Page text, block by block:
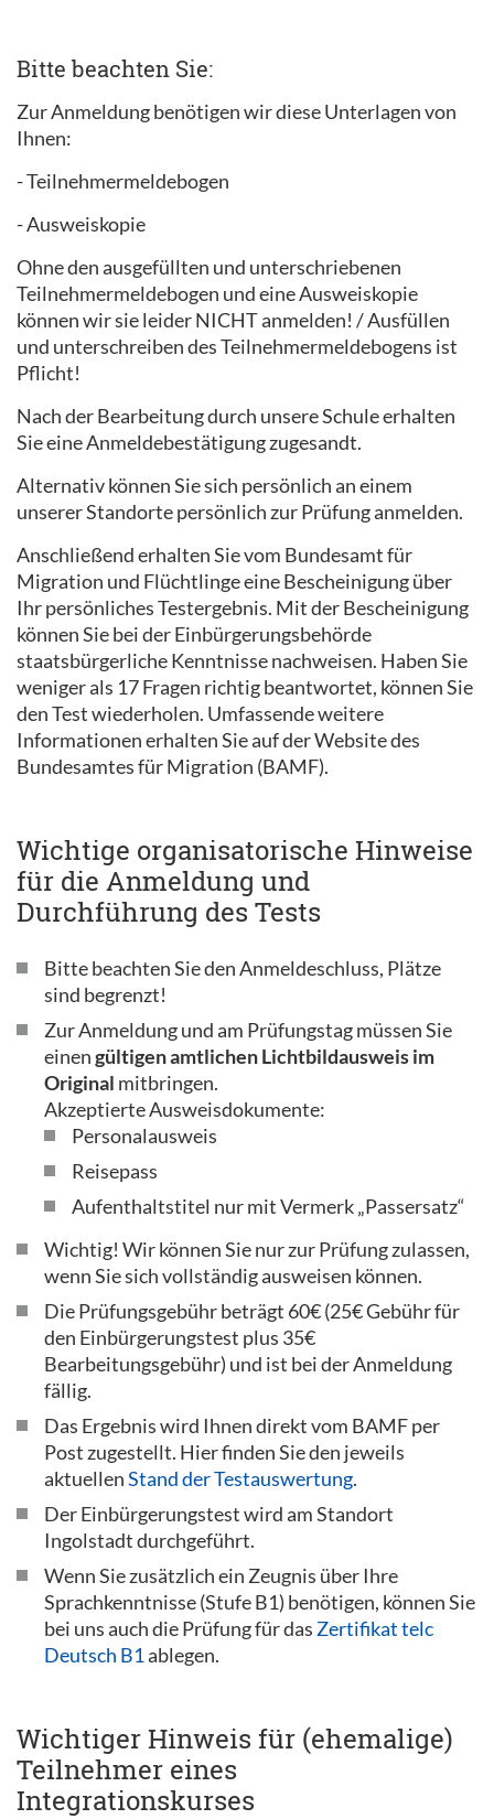
Bitte beachten Sie:
Zur Anmeldung benötigen wir diese Unterlagen von
Ihnen:
- Teilnehmermeldebogen
- Ausweiskopie
Ohne den ausgefüllten und unterschriebenen
Teilnehmermeldebogen und eine Ausweiskopie
können wir sie leider NICHT anmelden! / Ausfüllen
und unterschreiben des Teilnehmermeldebogens ist
Pflicht!
Nach der Bearbeitung durch unsere Schule erhalten
Sie eine Anmeldebestätigung zugesandt.
Alternativ können Sie sich persönlich an einem
unserer Standorte persönlich zur Prüfung anmelden.
Anschließend erhalten Sie vom Bundesamt für
Migration und Flüchtlinge eine Bescheinigung über
Ihr persönliches Testergebnis. Mit der Bescheinigung
können Sie bei der Einbürgerungsbehörde
staatsbürgerliche Kenntnisse nachweisen. Haben Sie
weniger als 17 Fragen richtig beantwortet, können Sie
den Test wiederholen. Umfassende weitere
Informationen erhalten Sie auf der Website des
Bundesamtes für Migration (BAMF).
Wichtige organisatorische Hinweise
für die Anmeldung und
Durchführung des Tests
Bitte beachten Sie den Anmeldeschluss, Plätze
sind begrenzt!
Zur Anmeldung und am Prüfungstag müssen Sie
einengültigen amtlichen Lichtbildausweis im
Original mitbringen.
Akzeptierte Ausweisdokumente:
Personalausweis
Reisepass
Aufenthaltstitel nur mit Vermerk „Passersatz“
Wichtig! Wir können Sie nur zur Prüfung zulassen,
wenn Sie sich vollständig ausweisen können.
Die Prüfungsgebühr beträgt 60€ (25€ Gebühr für
den Einbürgerungstest plus 35€
Bearbeitungsgebühr) und ist bei der Anmeldung
fällig.
Das Ergebnis wird Ihnen direkt vom BAMF per
Post zugestellt. Hier finden Sie den jeweils
aktuellenStand der Testauswertung.
Der Einbürgerungstest wird am Standort
Ingolstadt durchgeführt.
Wenn Sie zusätzlich ein Zeugnis über Ihre
Sprachkenntnisse (Stufe B1) benötigen, können Sie
bei uns auch die Prüfung für das Zertifikat telc
Deutsch B1ablegen.
Wichtiger Hinweis für (ehemalige)
Teilnehmer eines
Integrationskurses